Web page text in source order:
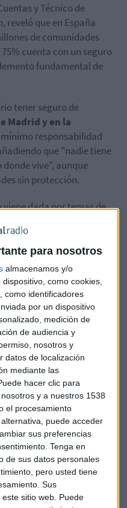
para nosotros
almacenamos y/o
como cookies,
como identificadores
por un dispositivo
medición de
de audiencia y
nosotros y
datos de localización
mediante las
hacer clic para
y a nuestros 1538
el procesamiento
puede acceder
sus preferencias
Tenga en
de sus datos personales
pero usted tiene
Sus
sitio web. Puede
y Técnico de
reveló que en España
de comunidades
cuenta con un seguro
fundamental de
tener seguro de
Madrid y en la
responsabilidad
que "nadie tiene
donde vive", aunque
sin protección.
dada por temas de
que "la gran mayoría de
comunidad es por algún
o por daños de lluvia".
cubierta y fachada como
de viaje con
en Travel de Aon, con
el sector, destacó el
seguros de viaje,
gente fue consciente
de todos los perjuicios
contratar seguros con
médicos, especialmente
"Hemos tenido casos
de gastos médicos. Uno
Unidos y otro fue un